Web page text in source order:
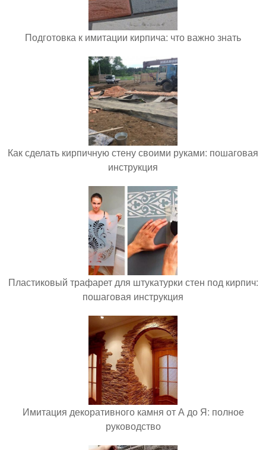
Подготовка к имитации кирпича: что важно знать
Как сделать кирпичную стену своими руками: пошаговая
инструкция
Пластиковый трафарет для штукатурки стен под кирпич:
пошаговая инструкция
Имитация декоративного камня от А до Я: полное
руководство